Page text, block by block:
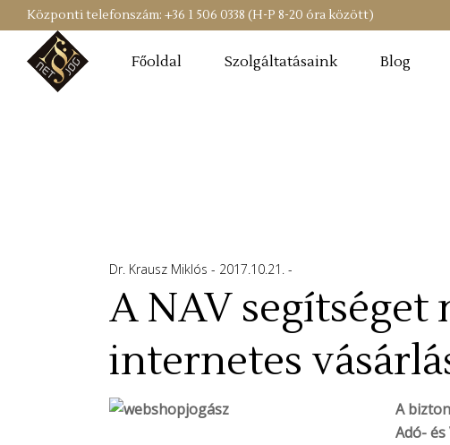
Központi telefonszám: +36 1 506 0338 (H-P 8-20 óra között)
Főoldal Szolgáltatásaink Blog
Dr. Krausz Miklós 2017.10.21.
A NAV
internetes
A
Adó-